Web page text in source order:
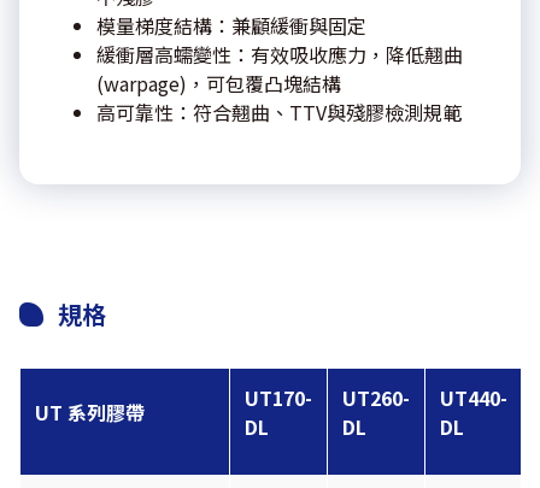
模量梯度結構：兼顧緩衝與固定
緩衝層高蠕變性：有效吸收應力，降低翹曲
(warpage)，可包覆凸塊結構
高可靠性：符合翹曲、TTV與殘膠檢測規範
規格
UT 系列膠帶
UT170-
DL
UT260-
DL
UT440-
DL